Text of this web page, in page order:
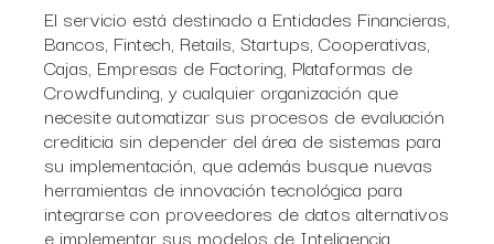
El servicio está destinado a Entidades Financieras,
Bancos, Fintech, Retails, Startups, Cooperativas,
Cajas, Empresas de Factoring, Plataformas de
Crowdfunding, y cualquier organización que
necesite automatizar sus procesos de evaluación
crediticia sin depender del área de sistemas para
su implementación, que además busque nuevas
herramientas de innovación tecnológica para
integrarse con proveedores de datos alternativos
e implementar sus modelos de Inteligencia